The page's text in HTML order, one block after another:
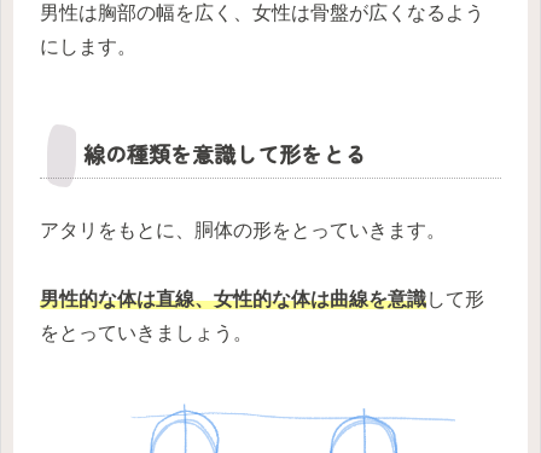
男性は胸部の幅を広く、女性は骨盤が広くなるよう
にします。
線の種類を意識して形をとる
アタリをもとに、胴体の形をとっていきます。
男性的な体は直線、女性的な体は曲線を意識して形
をとっていきましょう。